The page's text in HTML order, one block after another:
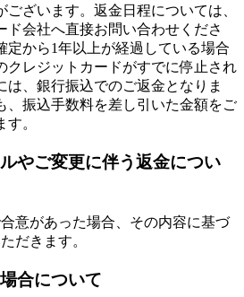
ございます。返金日程については、
ド会社へ直接お問い合わせくださ
定から1年以上が経過している場合
クレジットカードがすでに停止され
は、銀行振込でのご返金となりま
、振込手数料を差し引いた金額をご
。
やご変更に伴う返金につい
意があった場合、その内容に基づ
だきます。
場合について